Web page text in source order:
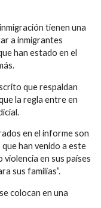
tienen una
a inmigrantes
han estado en el
que respaldan
la regla entre en
en el informe son
han venido a este
en sus países
sus familias”.
colocan en una